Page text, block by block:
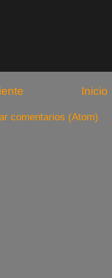
Inicio
comentarios (Atom)